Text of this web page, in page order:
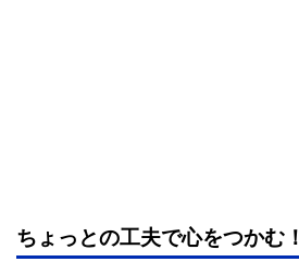
ちょっとの工夫で心をつかむ！